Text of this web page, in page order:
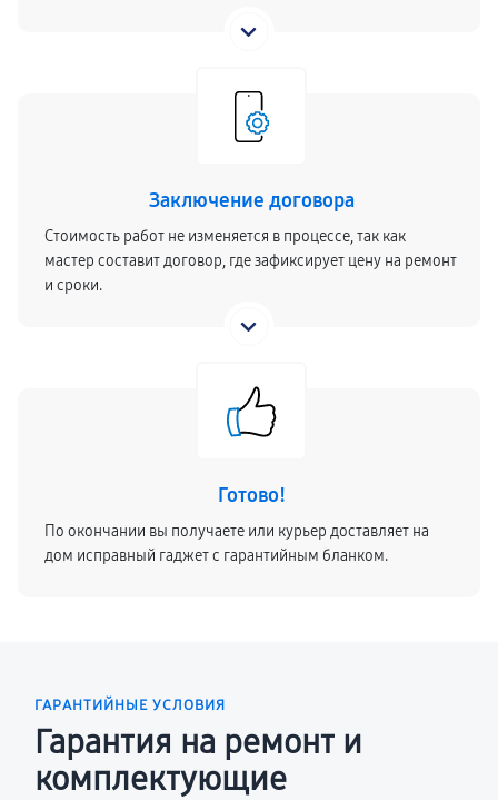
Заключение договора
Стоимость работ не изменяется в процессе, так как
мастер составит договор, где зафиксирует цену на ремонт
и сроки.
Готово!
По окончании вы получаете или курьер доставляет на
дом исправный гаджет с гарантийным бланком.
ГАРАНТИЙНЫЕ УСЛОВИЯ
Гарантия на ремонт и
комплектующие